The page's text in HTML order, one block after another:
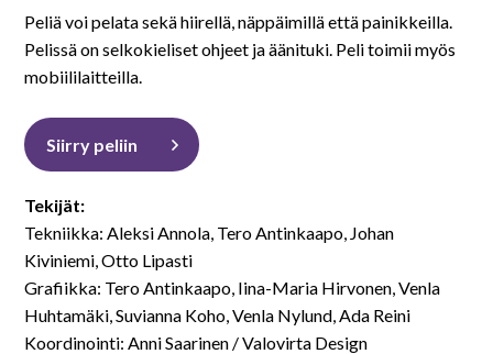
Peliä voi pelata sekä hiirellä, näppäimillä että painikkeilla.
Pelissä on selkokieliset ohjeet ja äänituki. Peli toimii myös
mobiililaitteilla.
Siirry peliin
Tekijät:
Tekniikka: Aleksi Annola, Tero Antinkaapo, Johan
Kiviniemi, Otto Lipasti
Grafiikka: Tero Antinkaapo, Iina-Maria Hirvonen, Venla
Huhtamäki, Suvianna Koho, Venla Nylund, Ada Reini
Koordinointi: Anni Saarinen / Valovirta Design